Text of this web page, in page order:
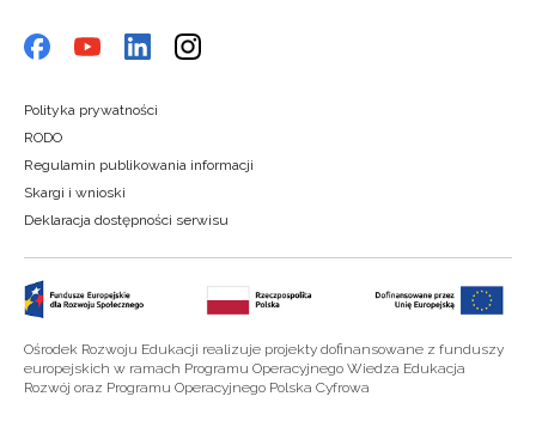
Polityka prywatności
RODO
Regulamin publikowania informacji
Skargi i wnioski
Deklaracja dostępności serwisu
Ośrodek Rozwoju Edukacji realizuje projekty dofinansowane z funduszy
europejskich w ramach Programu Operacyjnego Wiedza Edukacja
Rozwój oraz Programu Operacyjnego Polska Cyfrowa